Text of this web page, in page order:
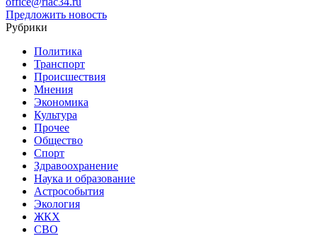
Предложить новость
Рубрики
Политика
Транспорт
Происшествия
Мнения
Экономика
Культура
Прочее
Общество
Спорт
Здравоохранение
Наука и образование
Астрособытия
Экология
ЖКХ
СВО